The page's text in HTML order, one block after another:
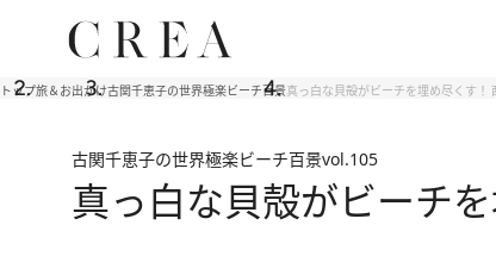
トップ旅＆お出かけ古関千恵子の世界極楽ビーチ百景真っ白な貝殻がビーチを埋め尽くす！
古関千恵子の世界極楽ビーチ百景vol.105
真っ白な貝殻がビーチ